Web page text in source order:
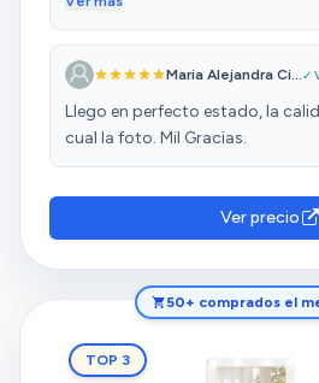
Maria Alejandra Ci...✓
Llego en perfecto estado, la
cual la foto. Mil Gracias.
Ver precio
50+ comprados el
TOP 3